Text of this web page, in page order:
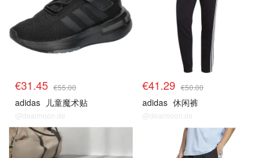
€31.45 €55.00
adidas 儿童魔术贴
@dealmoon.de
€41.29 €50.00
adidas 休闲裤
@dealmoon.de